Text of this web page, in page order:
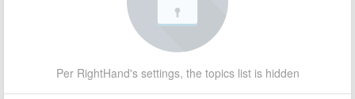
Per RightHand's settings, the topics list is hidden